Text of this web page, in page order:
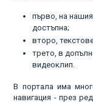
първо, на
достъпна;
второ,
трето, в
видеоклип.
В портала има
навигация - през